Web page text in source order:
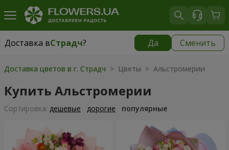
Доставка вСтрадч? Да Сменить
Доставка вСтрадч|
Доставка цветов в г. Страдч > Цветы > Альстромерии
Купить Альстромерии
Cортировка: дешевые дорогие популярные